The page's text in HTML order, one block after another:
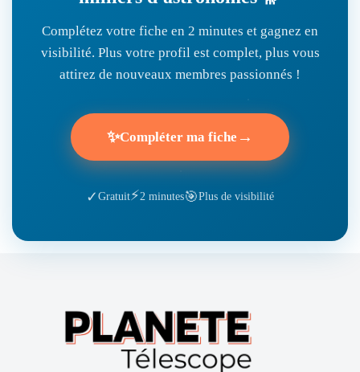
Complétez votre fiche en 2 minutes et gagnez en
visibilité. Plus votre profil est complet, plus vous
attirez de nouveaux membres passionnés !
✨Compléter ma fiche →
✓ Gratuit⚡2 minutes🎯Plus de visibilité